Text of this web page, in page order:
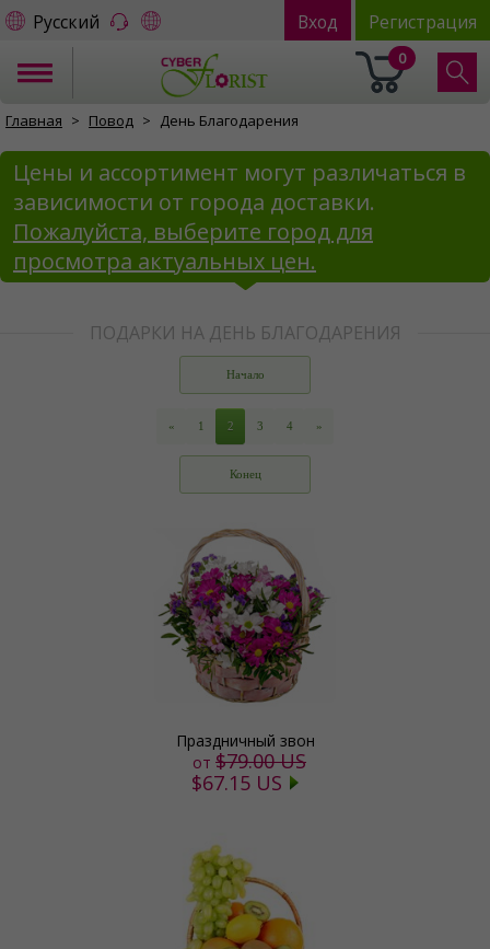
Русский Вход Регистрация
0
Главная Повод День Благодарения
Цены и ассортимент могут различаться в
зависимости от города доставки.
Пожалуйста, выберите город для
просмотра актуальных цен.
ПОДАРКИ НА ДЕНЬ БЛАГОДАРЕНИЯ
Начало
« 1 2 3 4 »
Конец
Праздничный звон
от $79.00 US
$67.15 US